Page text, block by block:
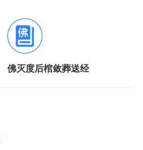
佛灭度后棺敛葬送经